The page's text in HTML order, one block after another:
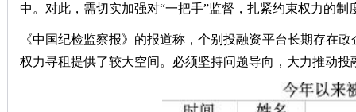
中。对此，需切实加强对“一把手”监督，扎紧约束权力的制
《中国纪检监察报》的报道称，个别投融资平台长期存在
权力寻租提供了较大空间。必须坚持问题导向，大力推动